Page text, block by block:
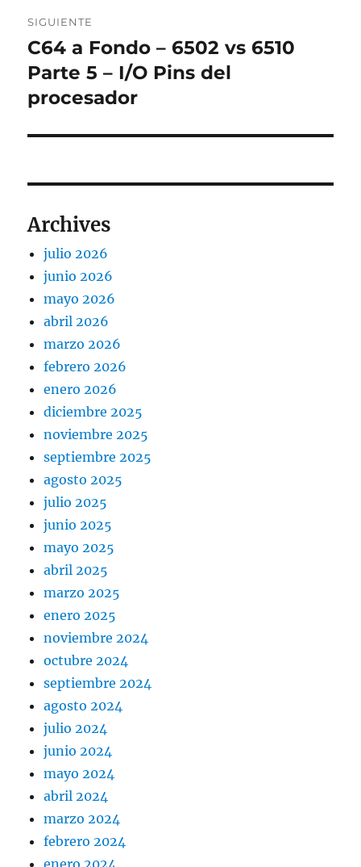
SIGUIENTE
Entrada
siguiente:
C64 a Fondo – 6502 vs 6510
Parte 5 – I/O Pins del
procesador
Archives
julio 2026
junio 2026
mayo 2026
abril 2026
marzo 2026
febrero 2026
enero 2026
diciembre 2025
noviembre 2025
septiembre 2025
agosto 2025
julio 2025
junio 2025
mayo 2025
abril 2025
marzo 2025
enero 2025
noviembre 2024
octubre 2024
septiembre 2024
agosto 2024
julio 2024
junio 2024
mayo 2024
abril 2024
marzo 2024
febrero 2024